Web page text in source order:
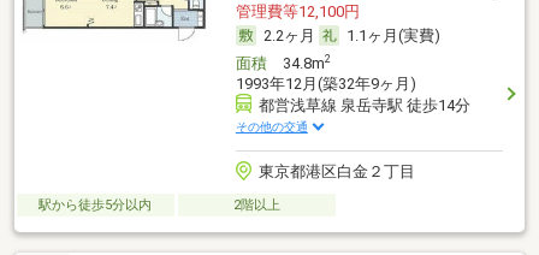
管理費等12,100円
2.2ヶ月
1.1ヶ月(実費)
面積34.8m2
1993年12月(築32年9ヶ月)
都営浅草線 泉岳寺駅 徒歩14分
その他の交通
東京都港区白金２丁目
駅から徒歩5分以内 2階以上